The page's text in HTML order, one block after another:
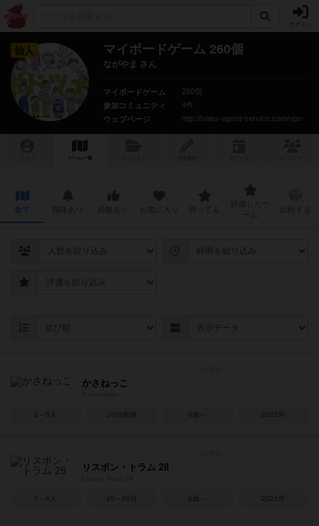
仙人 マイボードゲーム 260個
ながやま さん
マイボードゲーム
260個
参加コミュニティ
4件
ウェブページ
http://sales-agent-service.com/npo
ゲーム一覧
全て
かさねっこ
2～8人 10分前後 6歳～ 2022年
リスボン・トラム 28
2～4人 45～60分 8歳～ 2021年